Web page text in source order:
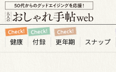
健康 付録 更年期 スナップ